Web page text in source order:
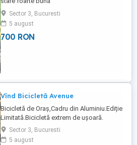
Sector 3, Bucuresti
5 august
700 RON
Vînd Bicicletă Avenue
Bicicletă de Oraș,Cadru din Aluminiu.Ediție
Limitată.Bicicletă extrem de ușoară.
Sector 3, Bucuresti
5 august